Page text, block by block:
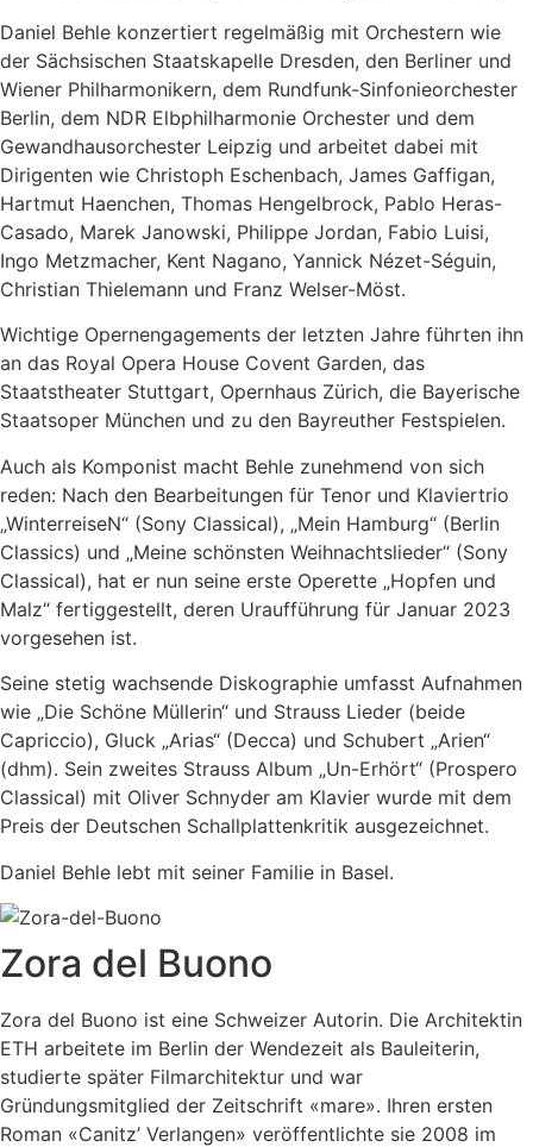
Daniel Behle konzertiert regelmäßig mit Orchestern wie
der Sächsischen Staatskapelle Dresden, den Berliner und
Wiener Philharmonikern, dem Rundfunk-Sinfonieorchester
Berlin, dem NDR Elbphilharmonie Orchester und dem
Gewandhausorchester Leipzig und arbeitet dabei mit
Dirigenten wie Christoph Eschenbach, James Gaffigan,
Hartmut Haenchen, Thomas Hengelbrock, Pablo Heras-
Casado, Marek Janowski, Philippe Jordan, Fabio Luisi,
Ingo Metzmacher, Kent Nagano, Yannick Nézet-Séguin,
Christian Thielemann und Franz Welser-Möst.
Wichtige Opernengagements der letzten Jahre führten ihn
an das Royal Opera House Covent Garden, das
Staatstheater Stuttgart, Opernhaus Zürich, die Bayerische
Staatsoper München und zu den Bayreuther Festspielen.
Auch als Komponist macht Behle zunehmend von sich
reden: Nach den Bearbeitungen für Tenor und Klaviertrio
„WinterreiseN“ (Sony Classical), „Mein Hamburg“ (Berlin
Classics) und „Meine schönsten Weihnachtslieder“ (Sony
Classical), hat er nun seine erste Operette „Hopfen und
Malz“ fertiggestellt, deren Uraufführung für Januar 2023
vorgesehen ist.
Seine stetig wachsende Diskographie umfasst Aufnahmen
wie „Die Schöne Müllerin“ und Strauss Lieder (beide
Capriccio), Gluck „Arias“ (Decca) und Schubert „Arien“
(dhm). Sein zweites Strauss Album „Un-Erhört“ (Prospero
Classical) mit Oliver Schnyder am Klavier wurde mit dem
Preis der Deutschen Schallplattenkritik ausgezeichnet.
Daniel Behle lebt mit seiner Familie in Basel.
Zora del Buono
Zora del Buono ist eine Schweizer Autorin. Die Architektin
ETH arbeitete im Berlin der Wendezeit als Bauleiterin,
studierte später Filmarchitektur und war
Gründungsmitglied der Zeitschrift «mare». Ihren ersten
Roman «Canitz’ Verlangen» veröffentlichte sie 2008 im